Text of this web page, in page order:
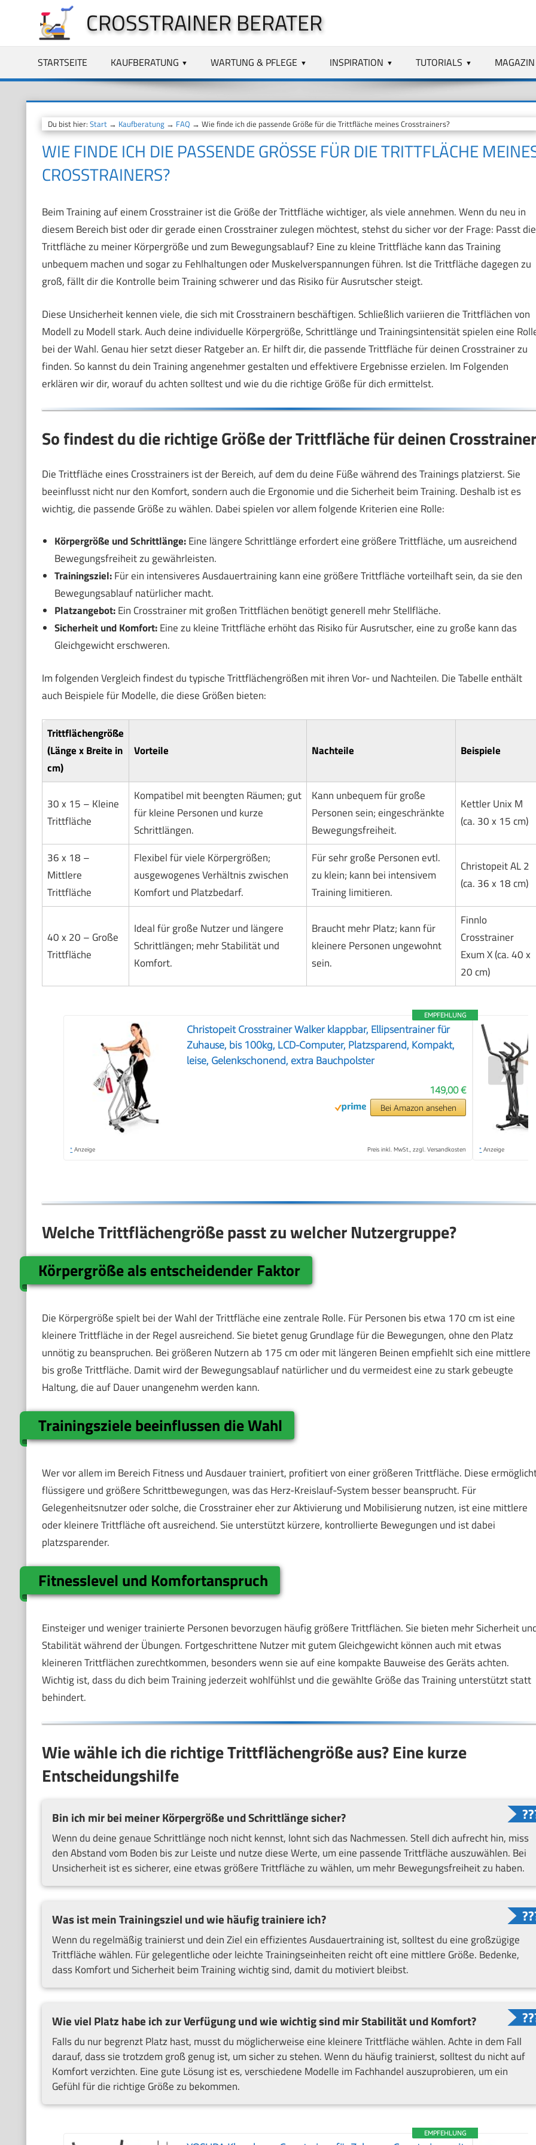
springen
CROSSTRAINER BERATER
STARTSEITE KAUFBERATUNG WARTUNG & PFLEGE INSPIRATION TUTORIALS MAGAZIN
Du bist hier: Start→ Kaufberatung→ FAQ → Wie finde ich die passende Größe für die Trittfläche meines Crosstrainers?
WIE FINDE ICH DIE PASSENDE GRÖSSE FÜR DIE TRITTFLÄCHE MEINES
ROSSTRAINERS?
Beim Training auf einem Crosstrainer ist die Größe der Trittfläche wichtiger, als viele annehmen. Wenn du neu in
diesem Bereich bist oder dir gerade einen Crosstrainer zulegen möchtest, stehst du sicher vor der Frage: Passt die
Trittfläche zu meiner Körpergröße und zum Bewegungsablauf? Eine zu kleine Trittfläche kann das Training
unbequem machen und sogar zu Fehlhaltungen oder Muskelverspannungen führen. Ist die Trittfläche dagegen zu
groß, fällt dir die Kontrolle beim Training schwerer und das Risiko für Ausrutscher steigt.
Diese Unsicherheit kennen viele, die sich mit Crosstrainern beschäftigen. Schließlich variieren die Trittflächen von
Modell zu Modell stark. Auch deine individuelle Körpergröße, Schrittlänge und Trainingsintensität spielen eine
bei der Wahl. Genau hier setzt dieser Ratgeber an. Er hilft dir, die passende Trittfläche für deinen Crosstrainer zu
finden. So kannst du dein Training angenehmer gestalten und effektivere Ergebnisse erzielen. Im Folgenden
erklären wir dir, worauf du achten solltest und wie du die richtige Größe für dich ermittelst.
So findest du die richtige Größe der Trittfläche für deinen Crosstrainer
Die Trittfläche eines Crosstrainers ist der Bereich, auf dem du deine Füße während des Trainings platzierst. Sie
beeinflusst nicht nur den Komfort, sondern auch die Ergonomie und die Sicherheit beim Training. Deshalb ist es
wichtig, die passende Größe zu wählen. Dabei spielen vor allem folgende Kriterien eine Rolle:
Körpergröße und Schrittlänge:Eine längere Schrittlänge erfordert eine größere Trittfläche, um ausreichend
Bewegungsfreiheit zu gewährleisten.
Trainingsziel:Für ein intensiveres Ausdauertraining kann eine größere Trittfläche vorteilhaft sein, da sie den
Bewegungsablauf natürlicher macht.
Platzangebot:Ein Crosstrainer mit großen Trittflächen benötigt generell mehr Stellfläche.
Sicherheit und Komfort:Eine zu kleine Trittfläche erhöht das Risiko für Ausrutscher, eine zu große kann das
Gleichgewicht erschweren.
Im folgenden Vergleich findest du typische Trittflächengrößen mit ihren Vor- und Nachteilen. Die Tabelle enthält
auch Beispiele für Modelle, die diese Größen bieten:
Trittflächengröße
(Länge x Breite in
cm)
Vorteile Nachteile Beispiele
30 x 15 – Kleine
Trittfläche
Kompatibel mit beengten Räumen; gut
für kleine Personen und kurze
Schrittlängen.
Kann unbequem für große
Personen sein; eingeschränkte
Bewegungsfreiheit.
Kettler Unix M
(ca. 30 x 15 cm)
36 x 18 –
Mittlere
Trittfläche
Flexibel für viele Körpergrößen;
ausgewogenes Verhältnis zwischen
Komfort und Platzbedarf.
Für sehr große Personen evtl.
zu klein; kann bei intensivem
Training limitieren.
Christopeit AL 2
(ca. 36 x 18 cm)
40 x 20 – Große
Trittfläche
Ideal für große Nutzer und längere
Schrittlängen; mehr Stabilität und
Komfort.
Braucht mehr Platz; kann für
kleinere Personen ungewohnt
sein.
Finnlo
Crosstrainer
Exum X (ca. 40 x
20 cm)
EMPFEHLUNG
Christopeit Crosstrainer Walker klappbar, Ellipsentrainer für
Zuhause, bis 100kg, LCD-Computer, Platzsparend, Kompakt,
leise, Gelenkschonend, extra Bauchpolster
149,00 €
Bei Amazon ansehen
* Anzeige Preis inkl. MwSt., zzgl. Versandkosten * Anzeige
❯
Welche Trittflächengröße passt zu welcher Nutzergruppe?
Körpergröße als entscheidender Faktor
Die Körpergröße spielt bei der Wahl der Trittfläche eine zentrale Rolle. Für Personen bis etwa 170 cm ist eine
kleinere Trittfläche in der Regel ausreichend. Sie bietet genug Grundlage für die Bewegungen, ohne den Platz
unnötig zu beanspruchen. Bei größeren Nutzern ab 175 cm oder mit längeren Beinen empfiehlt sich eine mittlere
bis große Trittfläche. Damit wird der Bewegungsablauf natürlicher und du vermeidest eine zu stark gebeugte
Haltung, die auf Dauer unangenehm werden kann.
Trainingsziele beeinflussen die Wahl
Wer vor allem im Bereich Fitness und Ausdauer trainiert, profitiert von einer größeren Trittfläche. Diese
flüssigere und größere Schrittbewegungen, was das Herz-Kreislauf-System besser beansprucht. Für
Gelegenheitsnutzer oder solche, die Crosstrainer eher zur Aktivierung und Mobilisierung nutzen, ist eine mittlere
oder kleinere Trittfläche oft ausreichend. Sie unterstützt kürzere, kontrollierte Bewegungen und ist dabei
platzsparender.
Fitnesslevel und Komfortanspruch
Einsteiger und weniger trainierte Personen bevorzugen häufig größere Trittflächen. Sie bieten mehr Sicherheit
Stabilität während der Übungen. Fortgeschrittene Nutzer mit gutem Gleichgewicht können auch mit etwas
kleineren Trittflächen zurechtkommen, besonders wenn sie auf eine kompakte Bauweise des Geräts achten.
Wichtig ist, dass du dich beim Training jederzeit wohlfühlst und die gewählte Größe das Training unterstützt statt
behindert.
Wie wähle ich die richtige Trittflächengröße aus? Eine kurze
Entscheidungshilfe
Bin ich mir bei meiner Körpergröße und Schrittlänge sicher?
Wenn du deine genaue Schrittlänge noch nicht kennst, lohnt sich das Nachmessen. Stell dich aufrecht hin, miss
den Abstand vom Boden bis zur Leiste und nutze diese Werte, um eine passende Trittfläche auszuwählen. Bei
Unsicherheit ist es sicherer, eine etwas größere Trittfläche zu wählen, um mehr Bewegungsfreiheit zu haben.
Was ist mein Trainingsziel und wie häufig trainiere ich?
Wenn du regelmäßig trainierst und dein Ziel ein effizientes Ausdauertraining ist, solltest du eine großzügige
Trittfläche wählen. Für gelegentliche oder leichte Trainingseinheiten reicht oft eine mittlere Größe. Bedenke,
dass Komfort und Sicherheit beim Training wichtig sind, damit du motiviert bleibst.
Wie viel Platz habe ich zur Verfügung und wie wichtig sind mir Stabilität und Komfort?
Falls du nur begrenzt Platz hast, musst du möglicherweise eine kleinere Trittfläche wählen. Achte in dem Fall
darauf, dass sie trotzdem groß genug ist, um sicher zu stehen. Wenn du häufig trainierst, solltest du nicht auf
Komfort verzichten. Eine gute Lösung ist es, verschiedene Modelle im Fachhandel auszuprobieren, um ein
Gefühl für die richtige Größe zu bekommen.
EMPFEHLUNG